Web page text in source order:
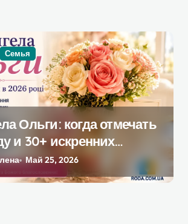
Семья
Ольги: когда отмечать
и 30+ искренних
своими словами
Май 25, 2026